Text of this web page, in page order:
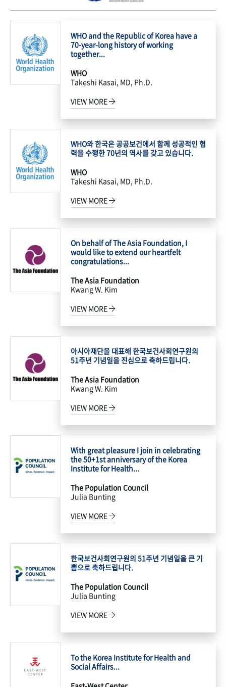
WHO and the Republic of Korea have a
70-year-long history of working
together...
WHO
Takeshi Kasai, MD, Ph.D.
VIEW MORE
WHO와 한국은 공공보건에서 함께 성공적인 협
력을 수행한 70년의 역사를 갖고 있습니다.
WHO
Takeshi Kasai, MD, Ph.D.
VIEW MORE
On behalf of The Asia Foundation, I
would like to extend our heartfelt
congratulations...
The Asia Foundation
Kwang W. Kim
VIEW MORE
아시아재단을 대표해 한국보건사회연구원의
51주년 기념일을 진심으로 축하드립니다.
The Asia Foundation
Kwang W. Kim
VIEW MORE
With great pleasure I join in celebrating
the 50+1st anniversary of the Korea
Institute for Health...
The Population Council
Julia Bunting
VIEW MORE
한국보건사회연구원의 51주년 기념일을 큰 기
쁨으로 축하드립니다.
The Population Council
Julia Bunting
VIEW MORE
To the Korea Institute for Health and
Social Affairs...